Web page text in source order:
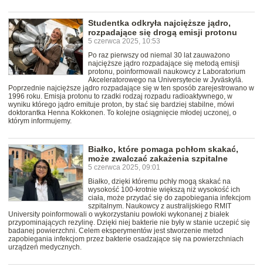
Studentka odkryła najcięższe jądro,
rozpadające się drogą emisji protonu
5 czerwca 2025, 10:53
Po raz pierwszy od niemal 30 lat zauważono
najcięższe jądro rozpadające się metodą emisji
protonu, poinformowali naukowcy z Laboratorium
Akceleratorowego na Universytecie w Jyväskylä.
Poprzednie najcięższe jądro rozpadające się w ten sposób zarejestrowano w
1996 roku. Emisja protonu to rzadki rodzaj rozpadu radioaktywnego, w
wyniku którego jądro emituje proton, by stać się bardziej stabilne, mówi
doktorantka Henna Kokkonen. To kolejne osiągnięcie młodej uczonej, o
którym informujemy.
Białko, które pomaga pchłom skakać,
może zwalczać zakażenia szpitalne
5 czerwca 2025, 09:01
Białko, dzięki któremu pchły mogą skakać na
wysokość 100-krotnie większą niż wysokość ich
ciała, może przydać się do zapobiegania infekcjom
szpitalnym. Naukowcy z australijskiego RMIT
University poinformowali o wykorzystaniu powłoki wykonanej z białek
przypominających rezylinę. Dzięki niej bakterie nie były w stanie uczepić się
badanej powierzchni. Celem eksperymentów jest stworzenie metod
zapobiegania infekcjom przez bakterie osadzające się na powierzchniach
urządzeń medycznych.